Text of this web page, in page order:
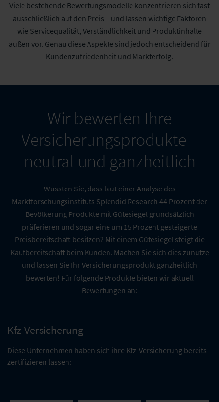
Viele bestehende Bewertungsmodelle konzentrieren sich fast
ausschließlich auf den Preis – und lassen wichtige Faktoren
wie Servicequalität, Verständlichkeit und Produktinhalte
außen vor. Genau diese Aspekte sind jedoch entscheidend für
Kundenzufriedenheit und Markterfolg.
Wir bewerten Ihre
Versicherungsprodukte –
neutral und ganzheitlich
Wussten Sie, dass laut einer Analyse des
Marktforschungsinstituts Splendid Research 44 Prozent der
Bevölkerung Produkte mit Gütesiegel grundsätzlich
präferieren und sogar eine um 15 Prozent gesteigerte
Preisbereitschaft besitzen? Mit einem Gütesiegel steigt die
Kaufbereitschaft beim Kunden. Machen Sie sich dies zunutze
und lassen Sie Ihr Versicherungsprodukt ganzheitlich
bewerten! Für folgende Produkte bieten wir aktuell
Bewertungen an:
Kfz-Versicherung
Diese Unternehmen haben sich ihre Kfz-Versicherung bereits
zertifizieren lassen: